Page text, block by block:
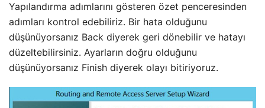
Yapılandırma adımlarını gösteren özet penceresinden
adımları kontrol edebiliriz. Bir hata olduğunu
düşünüyorsanız Back diyerek geri dönebilir ve hatayı
düzeltebilirsiniz. Ayarların doğru olduğunu
düşünüyorsanız Finish diyerek olayı bitiriyoruz.